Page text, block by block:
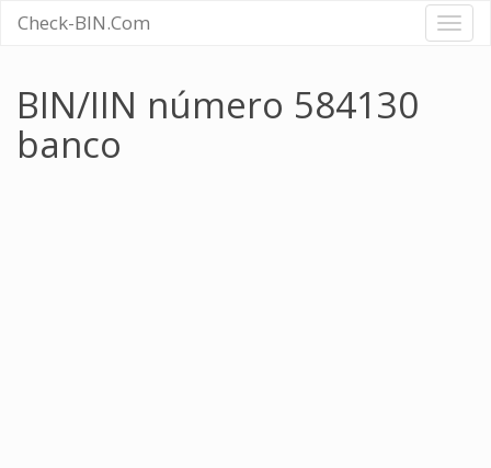
Toggle
Check-BIN.Com
BIN/IIN número 584130
banco